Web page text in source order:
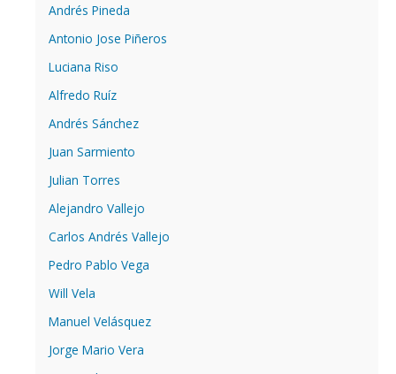
Andrés Pineda
Antonio Jose Piñeros
Luciana Riso
Alfredo Ruíz
Andrés Sánchez
Juan Sarmiento
Julian Torres
Alejandro Vallejo
Carlos Andrés Vallejo
Pedro Pablo Vega
Will Vela
Manuel Velásquez
Jorge Mario Vera